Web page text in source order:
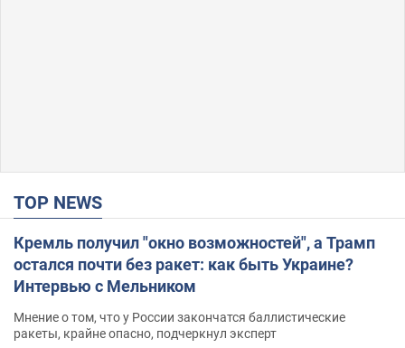
TOP NEWS
Кремль получил "окно возможностей", а Трамп
остался почти без ракет: как быть Украине?
Интервью с Мельником
Мнение о том, что у России закончатся баллистические
ракеты, крайне опасно, подчеркнул эксперт